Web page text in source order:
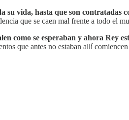
su vida, hasta que son contratadas
que se caen mal frente a todo el
como se esperaban y ahora Rey
que antes no estaban allí